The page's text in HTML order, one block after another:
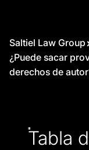
Saltiel Law Group
¿Puede sacar
derechos de
Tabla